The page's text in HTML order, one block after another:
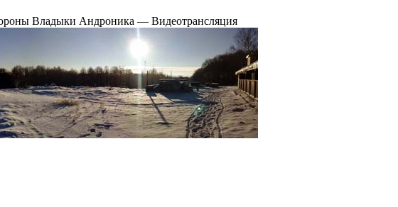
Владыки Андроника — Видеотрансляция